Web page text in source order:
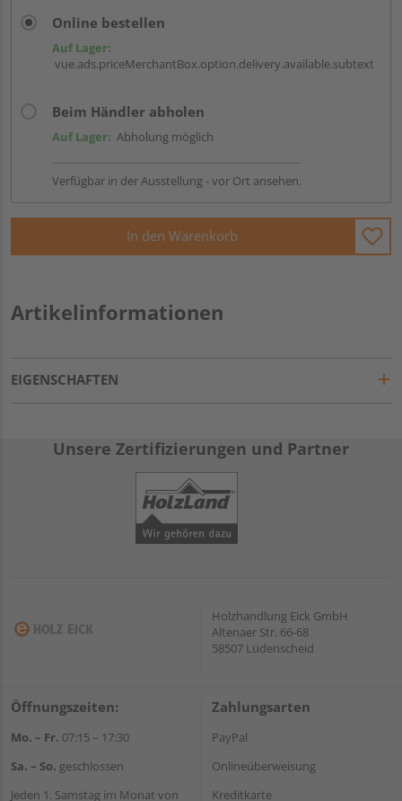
Online bestellen
Auf Lager:
vue.ads.priceMerchantBox.option.delivery.available.subtext
Beim Händler abholen
Auf Lager: Abholung möglich
Verfügbar in der Ausstellung - vor Ort ansehen.
In den Warenkorb
Artikelinformationen
EIGENSCHAFTEN
Unsere Zertifizierungen und Partner
Holzhandlung Eick GmbH
Altenaer Str. 66-68
58507 Lüdenscheid
Öffnungszeiten:
Mo. – Fr. 07:15 – 17:30
Sa. – So. geschlossen
Jeden 1. Samstag im Monat von
Zahlungsarten
PayPal
Onlineüberweisung
Kreditkarte